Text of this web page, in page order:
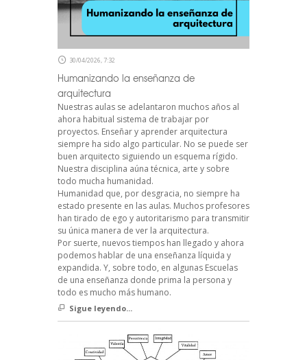
30/04/2026, 7:32
Humanizando la enseñanza de
arquitectura
Nuestras aulas se adelantaron muchos años al
ahora habitual sistema de trabajar por
proyectos. Enseñar y aprender arquitectura
siempre ha sido algo particular. No se puede ser
buen arquitecto siguiendo un esquema rígido.
Nuestra disciplina aúna técnica, arte y sobre
todo mucha humanidad.
Humanidad que, por desgracia, no siempre ha
estado presente en las aulas. Muchos profesores
han tirado de ego y autoritarismo para transmitir
su única manera de ver la arquitectura.
Por suerte, nuevos tiempos han llegado y ahora
podemos hablar de una enseñanza líquida y
expandida. Y, sobre todo, en algunas Escuelas
de una enseñanza donde prima la persona y
todo es mucho más humano.
Sigue leyendo...